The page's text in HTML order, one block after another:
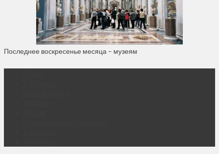
Последнее воскресенье месяца – музеям